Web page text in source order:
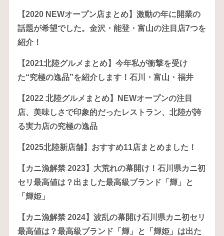
【2020 NEWオープン店まとめ】激動の年に開業の
話題が希望でした。金沢・能登・富山の注目店7つを
紹介！
【2021北陸グルメまとめ】今年私が衝撃を受け
た“究極の逸品”を紹介します！石川・富山・福井
【2022 北陸グルメまとめ】NEWオープンの注目
店、美味しさで印象的だったレストラン、北陸が誇
る実力店の究極の逸品
【2025北陸新店舗】おすすめ11店まとめました！
【カニ漁解禁 2023】大荒れの幕開け！石川県カニ初
セリ最高値は？出ました最高級ブランド「輝」と
「輝姫」
【カニ漁解禁 2024】波乱の幕開け石川県カニ初セリ
最高値は？最高級ブランド「輝」と「輝姫」は出た